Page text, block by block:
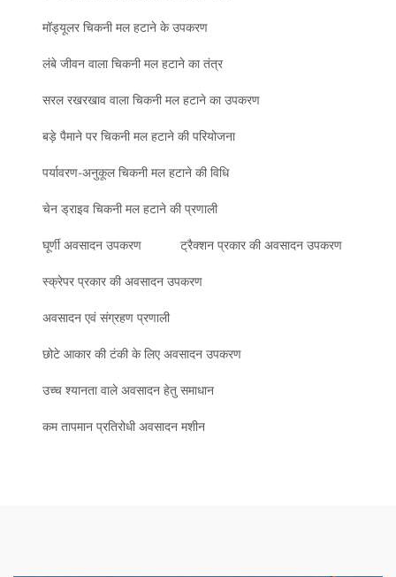
मॉड्यूलर चिकनी मल हटाने के उपकरण
लंबे जीवन वाला चिकनी मल हटाने का तंत्र
सरल रखरखाव वाला चिकनी मल हटाने का उपकरण
बड़े पैमाने पर चिकनी मल हटाने की परियोजना
पर्यावरण-अनुकूल चिकनी मल हटाने की विधि
चेन ड्राइव चिकनी मल हटाने की प्रणाली
घूर्णी अवसादन उपकरण ट्रैक्शन प्रकार की अवसादन उपकरण
स्क्रेपर प्रकार की अवसादन उपकरण
अवसादन एवं संग्रहण प्रणाली
छोटे आकार की टंकी के लिए अवसादन उपकरण
उच्च श्यानता वाले अवसादन हेतु समाधान
कम तापमान प्रतिरोधी अवसादन मशीन